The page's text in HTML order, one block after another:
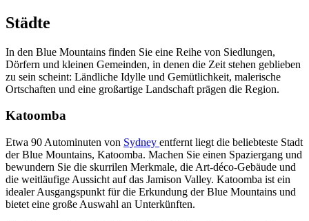
Städte
In den Blue Mountains finden Sie eine Reihe von Siedlungen,
Dörfern und kleinen Gemeinden, in denen die Zeit stehen geblieben
zu sein scheint: Ländliche Idylle und Gemütlichkeit, malerische
Ortschaften und eine großartige Landschaft prägen die Region.
Katoomba
Etwa 90 Autominuten von Sydney entfernt liegt die beliebteste Stadt
der Blue Mountains, Katoomba. Machen Sie einen Spaziergang und
bewundern Sie die skurrilen Merkmale, die Art-déco-Gebäude und
die weitläufige Aussicht auf das Jamison Valley. Katoomba ist ein
idealer Ausgangspunkt für die Erkundung der Blue Mountains und
bietet eine große Auswahl an Unterkünften.